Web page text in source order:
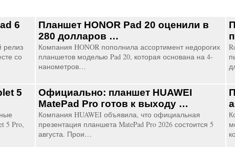
6
релиз
со
Планшет HONOR Pad 20 оценили в
280 долларов …
Компания HONOR пополнила ассортимент недорогих
планшетов моделью Pad 20, которая основана на 4-
нанометров…
5
5 Pro,
Официально: планшет HUAWEI
MatePad Pro готов к выходу …
Компания HUAWEI объявила, что официальная
презентация планшета MatePad Pro 2026 состоится 5
августа. Прои…